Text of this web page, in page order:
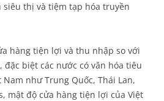
thị và tiệm tạp hóa truyền
hàng tiện lợi và thu nhập so với
đặc biệt các nước có văn hóa tiêu
như Trung Quốc, Thái Lan,
mật độ cửa hàng tiện lợi của Việt